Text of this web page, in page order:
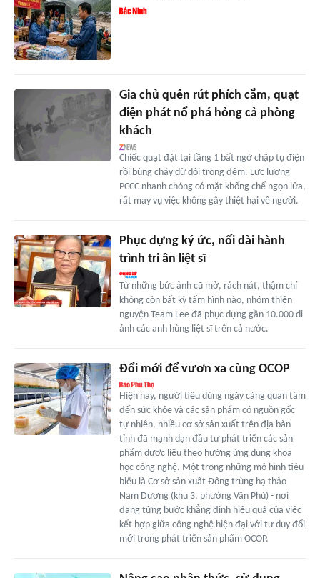
Gia chủ quên rút phích cắm, quạt
điện phát nổ phá hỏng cả phòng
khách
Chiếc quạt đặt tại tầng 1 bất ngờ chập tụ điện
rồi bùng cháy dữ dội trong đêm. Lực lượng
PCCC nhanh chóng có mặt khống chế ngọn lửa,
rất may vụ việc không gây thiệt hại về người.
Phục dựng ký ức, nối dài hành
trình tri ân liệt sĩ
Từ những bức ảnh cũ mờ, rách nát, thậm chí
không còn bất kỳ tấm hình nào, nhóm thiện
nguyện Team Lee đã phục dựng gần 10.000 di
ảnh các anh hùng liệt sĩ trên cả nước.
Đổi mới để vươn xa cùng OCOP
Hiện nay, người tiêu dùng ngày càng quan tâm
đến sức khỏe và các sản phẩm có nguồn gốc
tự nhiên, nhiều cơ sở sản xuất trên địa bàn
tỉnh đã mạnh dạn đầu tư phát triển các sản
phẩm dược liệu theo hướng ứng dụng khoa
học công nghệ. Một trong những mô hình tiêu
biểu là Cơ sở sản xuất Đông trùng hạ thảo
Nam Dương (khu 3, phường Vân Phú) - nơi
đang từng bước khẳng định hiệu quả của việc
kết hợp giữa công nghệ hiện đại với tư duy đổi
mới trong phát triển sản phẩm OCOP.